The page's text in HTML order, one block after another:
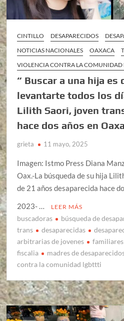
CINTILLO DESAPARECIDOS
NOTICIAS NACIONALES
OAXACA
VIOLENCIA CONTRA LA COMUNIDAD
“ Buscar a una hija es
levantarte todos los
Lilith Saori, joven
hace dos años en
grieta 11 mayo, 2025
Imagen: Istmo Press Diana
Oax.-La búsqueda de su hija
de 21 años desaparecida hace
2023- …
LEER MÁS
buscadoras búsqueda de
trans
desaparecidas
arbitrarias de jovenes
fiscalia
madres de
contra la comunidad lgbttti